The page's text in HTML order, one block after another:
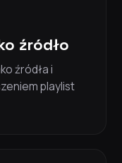
źródło
źródła i
playlist